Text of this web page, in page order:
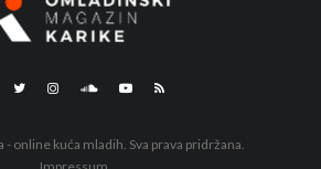
online kuća mladih. Sva prava pridržana.